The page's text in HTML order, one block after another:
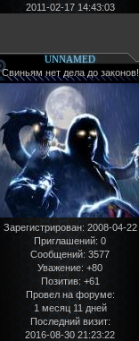
2011-02-17 14:43:03
UNNAMED
Свиньям нет дела до законов!
Зарегистрирован: 2008-04-22
Приглашений: 0
Сообщений: 3577
Уважение: +80
Позитив: +61
Провел на форуме:
1 месяц 11 дней
Последний визит:
2016-08-30 21:23:22